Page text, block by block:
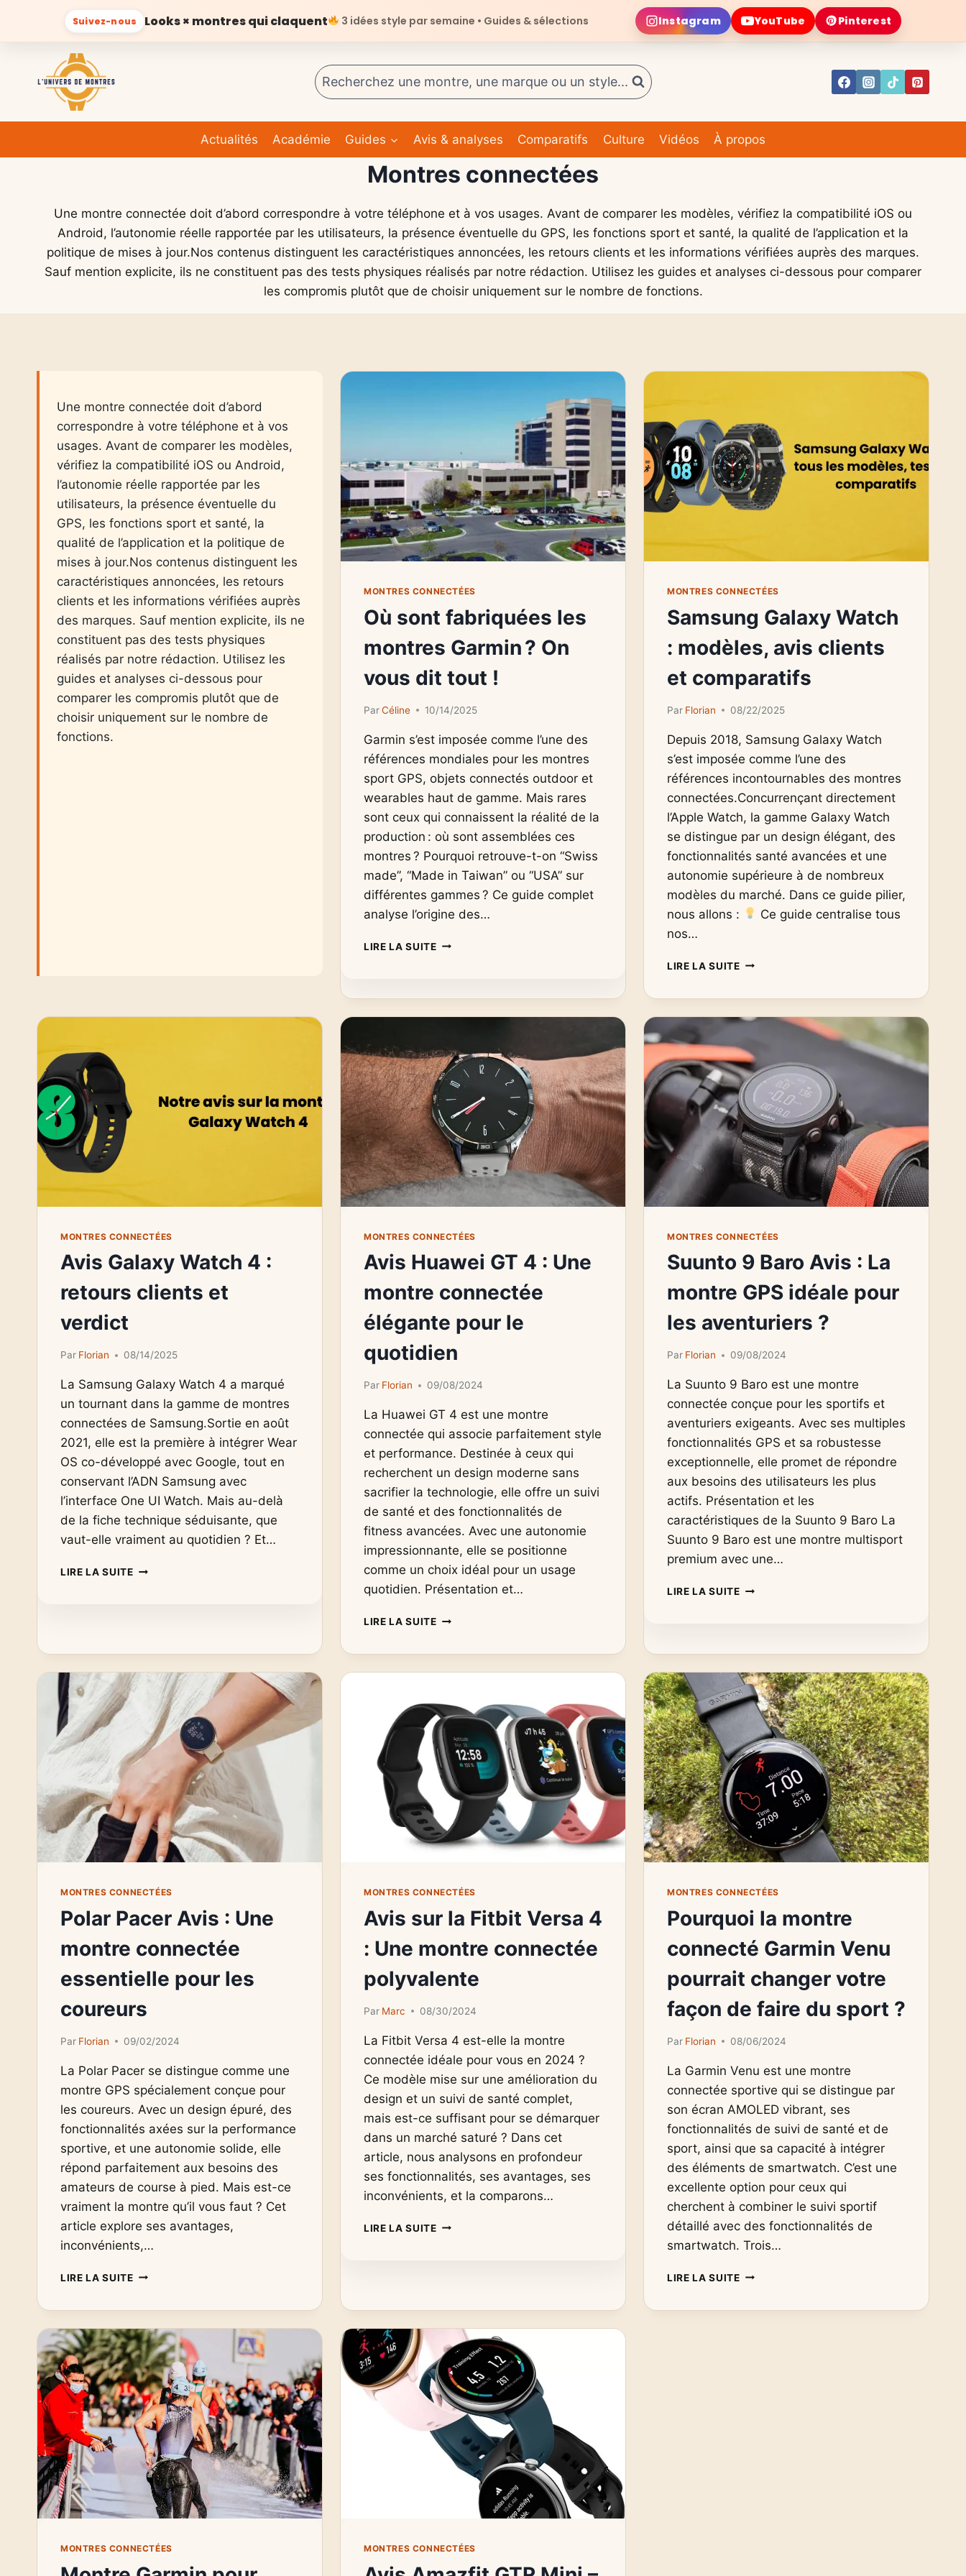
Suivez-nous Looks × montres qui claquent 3 idées style par semaine • Guides & sélections Instagram YouTube Pinterest
Recherchez une montre, une marque ou un style...
Actualités Académie Guides Avis & analyses Comparatifs Culture Vidéos À propos
Montres connectées
Une montre connectée doit d’abord correspondre à votre téléphone et à vos usages. Avant de comparer les modèles, vérifiez la compatibilité iOS ou
Android, l’autonomie réelle rapportée par les utilisateurs, la présence éventuelle du GPS, les fonctions sport et santé, la qualité de l’application et la
politique de mises à jour.Nos contenus distinguent les caractéristiques annoncées, les retours clients et les informations vérifiées auprès des marques.
Sauf mention explicite, ils ne constituent pas des tests physiques réalisés par notre rédaction. Utilisez les guides et analyses ci-dessous pour comparer
les compromis plutôt que de choisir uniquement sur le nombre de fonctions.
Une montre connectée doit d’abord
correspondre à votre téléphone et à vos
usages. Avant de comparer les modèles,
vérifiez la compatibilité iOS ou Android,
l’autonomie réelle rapportée par les
utilisateurs, la présence éventuelle du
GPS, les fonctions sport et santé, la
qualité de l’application et la politique de
mises à jour.Nos contenus distinguent les
caractéristiques annoncées, les retours
clients et les informations vérifiées auprès
des marques. Sauf mention explicite, ils ne
constituent pas des tests physiques
réalisés par notre rédaction. Utilisez les
guides et analyses ci-dessous pour
comparer les compromis plutôt que de
choisir uniquement sur le nombre de
fonctions.
MONTRES CONNECTÉES
Où sont fabriquées les
montres Garmin ? On
vous dit tout !
ParCéline 10/14/2025
Garmin s’est imposée comme l’une des
références mondiales pour les montres
sport GPS, objets connectés outdoor et
wearables haut de gamme. Mais rares
sont ceux qui connaissent la réalité de la
production : où sont assemblées ces
montres ? Pourquoi retrouve-t-on “Swiss
made”, “Made in Taiwan” ou “USA” sur
différentes gammes ? Ce guide complet
analyse l’origine des…
LIRE LA SUITEOÙ
GARMIN ?
VOUS
DIT
TOUT
!
MONTRES CONNECTÉES
Samsung Galaxy Watch
: modèles, avis clients
et comparatifs
Par Florian 08/22/2025
Depuis 2018, Samsung Galaxy Watch
s’est imposée comme l’une des
références incontournables des montres
connectées.Concurrençant directement
l’Apple Watch, la gamme Galaxy Watch
se distingue par un design élégant, des
fonctionnalités santé avancées et une
autonomie supérieure à de nombreux
modèles du marché. Dans ce guide pilier,
nous allons :
Ce guide centralise tous
nos…
LIRE LA SUITESAMSUNG
MODÈLES,
CLIENTS
ET
COMPARATIFS
MONTRES CONNECTÉES
Avis Galaxy Watch 4 :
retours clients et
verdict
Par Florian 08/14/2025
La Samsung Galaxy Watch 4 a marqué
un tournant dans la gamme de montres
connectées de Samsung.Sortie en août
2021, elle est la première à intégrer Wear
OS co-développé avec Google, tout en
conservant l’ADN Samsung avec
l’interface One UI Watch. Mais au-delà
de la fiche technique séduisante, que
vaut-elle vraiment au quotidien ? Et…
LIRE LA SUITEAVIS
ET
VERDICT
MONTRES CONNECTÉES
Avis Huawei GT 4 : Une
montre connectée
élégante pour le
quotidien
Par Florian 09/08/2024
La Huawei GT 4 est une montre
connectée qui associe parfaitement style
et performance. Destinée à ceux qui
recherchent un design moderne sans
sacrifier la technologie, elle offre un suivi
de santé et des fonctionnalités de
fitness avancées. Avec une autonomie
impressionnante, elle se positionne
comme un choix idéal pour un usage
quotidien. Présentation et…
LIRE LA SUITEAVIS
MONTRE
CONNECTÉE
ÉLÉGANTE
POUR
LE
QUOTIDIEN
MONTRES CONNECTÉES
Suunto 9 Baro Avis : La
montre GPS idéale pour
les aventuriers ?
Par Florian 09/08/2024
La Suunto 9 Baro est une montre
connectée conçue pour les sportifs et
aventuriers exigeants. Avec ses multiples
fonctionnalités GPS et sa robustesse
exceptionnelle, elle promet de répondre
aux besoins des utilisateurs les plus
actifs. Présentation et les
caractéristiques de la Suunto 9 Baro La
Suunto 9 Baro est une montre multisport
premium avec une…
LIRE LA SUITESUUNTO
MONTRE
GPS
IDÉALE
POUR
LES
AVENTURIERS
?
MONTRES CONNECTÉES
Polar Pacer Avis : Une
montre connectée
essentielle pour les
coureurs
Par Florian 09/02/2024
La Polar Pacer se distingue comme une
montre GPS spécialement conçue pour
les coureurs. Avec un design épuré, des
fonctionnalités axées sur la performance
sportive, et une autonomie solide, elle
répond parfaitement aux besoins des
amateurs de course à pied. Mais est-ce
vraiment la montre qu’il vous faut ? Cet
article explore ses avantages,
inconvénients,…
LIRE LA SUITEPOLAR
UNE
MONTRE
CONNECTÉE
ESSENTIELLE
POUR
LES
COUREURS
MONTRES CONNECTÉES
Avis sur la Fitbit Versa 4
: Une montre connectée
polyvalente
Par Marc 08/30/2024
La Fitbit Versa 4 est-elle la montre
connectée idéale pour vous en 2024 ?
Ce modèle mise sur une amélioration du
design et un suivi de santé complet,
mais est-ce suffisant pour se démarquer
dans un marché saturé ? Dans cet
article, nous analysons en profondeur
ses fonctionnalités, ses avantages, ses
inconvénients, et la comparons…
LIRE LA SUITEAVIS
UNE
MONTRE
CONNECTÉE
POLYVALENTE
MONTRES CONNECTÉES
Pourquoi la montre
connecté Garmin Venu
pourrait changer votre
façon de faire du sport ?
Par Florian 08/06/2024
La Garmin Venu est une montre
connectée sportive qui se distingue par
son écran AMOLED vibrant, ses
fonctionnalités de suivi de santé et de
sport, ainsi que sa capacité à intégrer
des éléments de smartwatch. C’est une
excellente option pour ceux qui
cherchent à combiner le suivi sportif
détaillé avec des fonctionnalités de
smartwatch. Trois…
LIRE LA SUITEPOURQUOI
MONTRES CONNECTÉES MONTRES CONNECTÉES